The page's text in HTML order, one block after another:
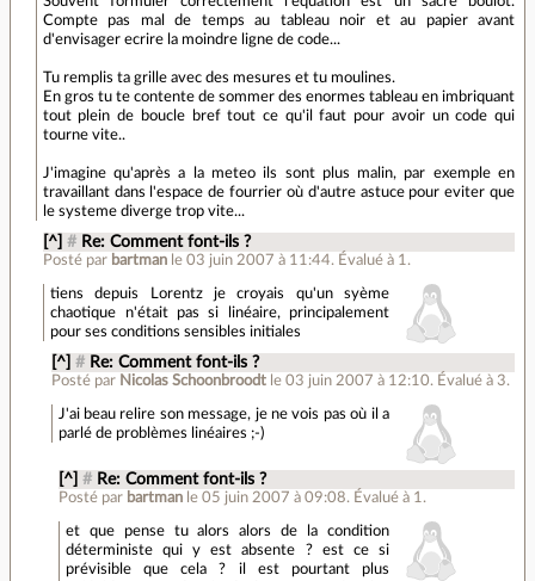
Compte pas mal de temps au tableau noir et au papier avant
d'envisager ecrire la moindre ligne de code...
Tu remplis ta grille avec des mesures et tu moulines.
En gros tu te contente de sommer des enormes tableau en imbriquant
tout plein de boucle bref tout ce qu'il faut pour avoir un code qui
tourne vite..
J'imagine qu'après a la meteo ils sont plus malin, par exemple en
travaillant dans l'espace de fourrier où d'autre astuce pour eviter que
le systeme diverge trop vite...
[^] # Re: Comment font-ils ?
Posté par bartman le 03 juin 2007 à 11:44. Évalué à 1 .
tiens depuis Lorentz je croyais qu'un syème
chaotique n'était pas si linéaire, principalement
pour ses conditions sensibles initiales
[^] # Re: Comment font-ils ?
Posté par Nicolas Schoonbroodt le 03 juin 2007 à 12:10. Évalué à 3.
J'ai beau relire son message, je ne vois pas où il a
parlé de problèmes linéaires ;-)
[^] # Re: Comment font-ils ?
Posté par bartman le 05 juin 2007 à 09:08. Évalué à 1 .
et que pense tu alors alors de la condition
déterministe qui y est absente ? est ce si
prévisible que cela ? il est pourtant plus